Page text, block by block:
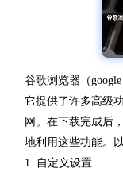
谷歌浏览器（
它提供了许多高级
网。在下载完成后
地利用这些功能。
1. 自定义设置